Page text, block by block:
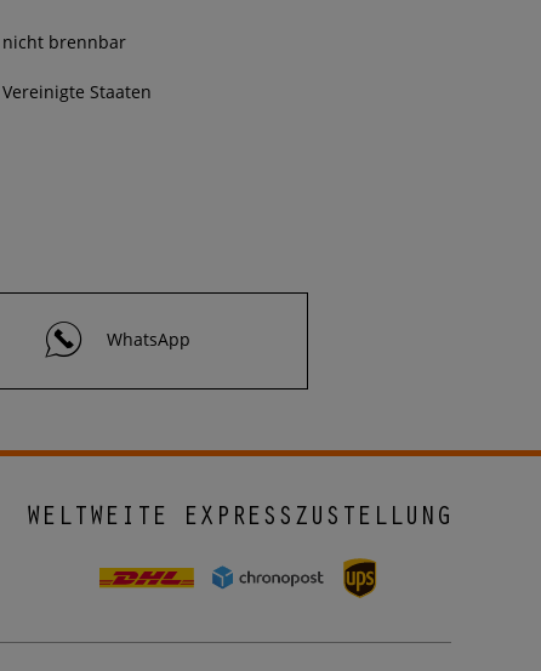
nicht brennbar
Vereinigte Staaten
WhatsApp
WELTWEITE EXPRESSZUSTELLUNG